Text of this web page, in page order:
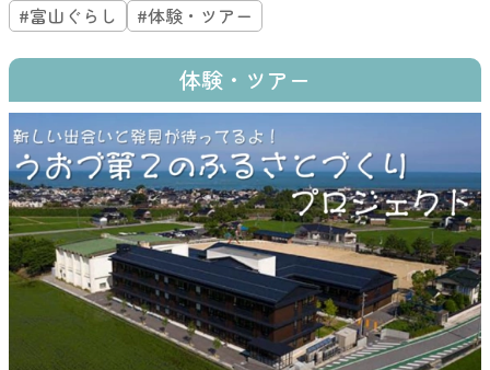
#富山ぐらし #体験・ツアー
体験・ツアー